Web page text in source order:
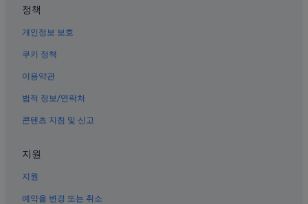
타기그의 아파트
타기그의 카지노 호텔
정책
개인정보 보호
쿠키 정책
이용약관
법적 정보/연락처
콘텐츠 지침 및 신고
지원
지원
예약을 변경 또는 취소